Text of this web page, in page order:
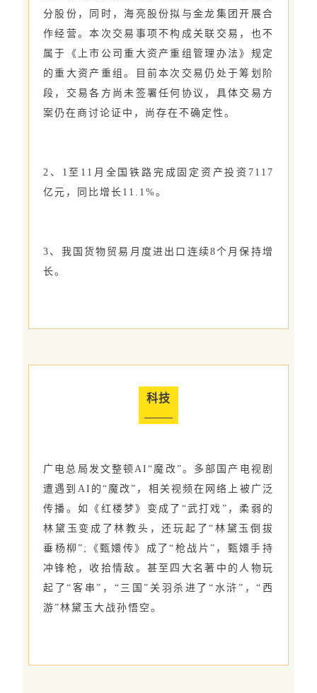
分股份，同时，海亮股份拟与金龙集团开展合
作经营。本次交易事项不构成关联交易，也不
属于《上市公司重大资产重组管理办法》规定
的重大资产重组。目前本次交易仍处于筹划阶
段，交易各方尚未签署任何协议，具体交易方
案仍在商讨论证中，尚存在不确定性。
2、1至11月全国铁路完成固定资产投资7117
亿元，同比增长11.1%。
3、我国货物贸易月度进出口连续8个月保持增
长。
科技
广电总局发文整顿AI“魔改”。多部国产电视剧
遭遇到AI的“魔改”，相关视频在网络上被广泛
传播。如《红楼梦》变成了“武打戏”，柔弱的
林黛玉变成了林教头，还玩起了“林黛玉倒拔
垂杨柳”;《甄嬛传》成了“枪战片”，甄嬛手持
冲锋枪，收拾情敌。甚至四大名著中的人物玩
起了“客串”，“三国”关羽杀进了“水浒”，“西
游”林黛玉大战孙悟空。